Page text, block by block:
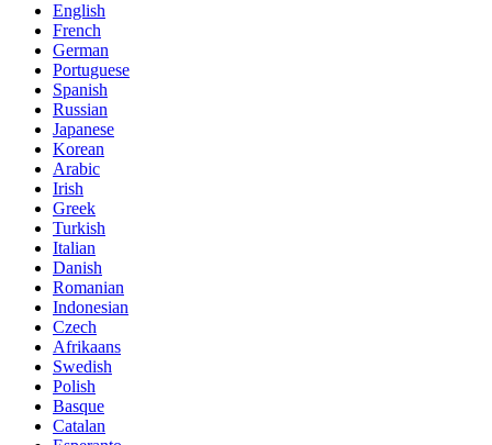
English
French
German
Portuguese
Spanish
Russian
Japanese
Korean
Arabic
Irish
Greek
Turkish
Italian
Danish
Romanian
Indonesian
Czech
Afrikaans
Swedish
Polish
Basque
Catalan